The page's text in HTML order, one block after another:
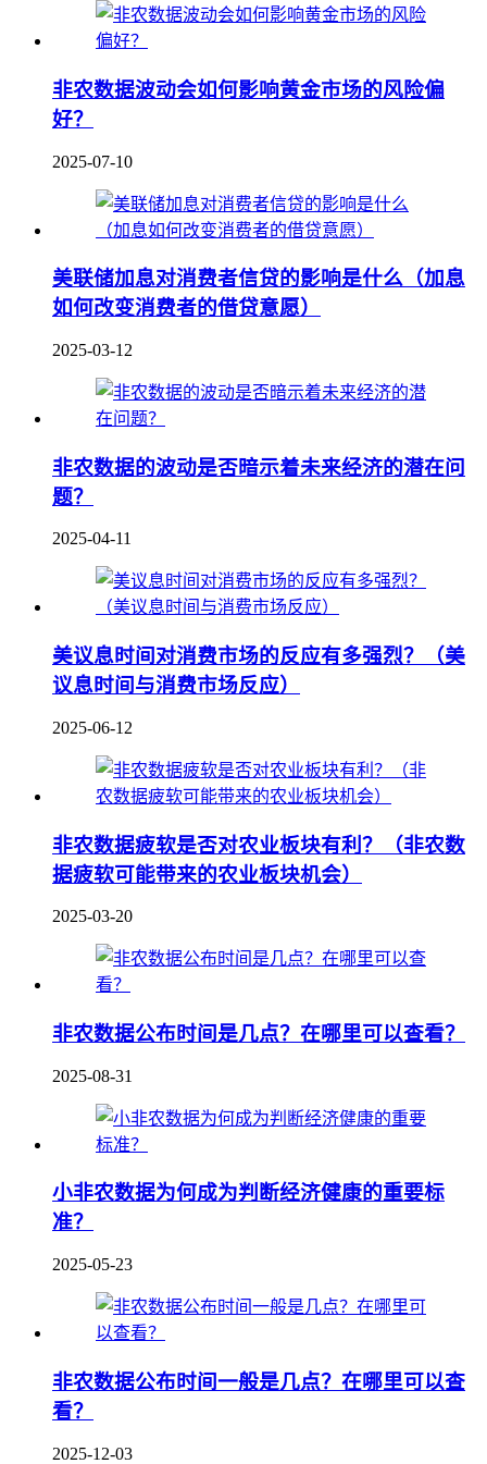
非农数据波动会如何影响黄金市场的风险偏
好？
2025-07-10
美联储加息对消费者信贷的影响是什么（加息
如何改变消费者的借贷意愿）
2025-03-12
非农数据的波动是否暗示着未来经济的潜在问
题？
2025-04-11
美议息时间对消费市场的反应有多强烈？（美
议息时间与消费市场反应）
2025-06-12
非农数据疲软是否对农业板块有利？（非农数
据疲软可能带来的农业板块机会）
2025-03-20
非农数据公布时间是几点？在哪里可以查看？
2025-08-31
小非农数据为何成为判断经济健康的重要标
准？
2025-05-23
非农数据公布时间一般是几点？在哪里可以查
看？
2025-12-03